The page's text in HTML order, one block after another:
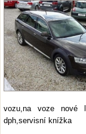
vozu,na voze nové
dph,servisní knížka